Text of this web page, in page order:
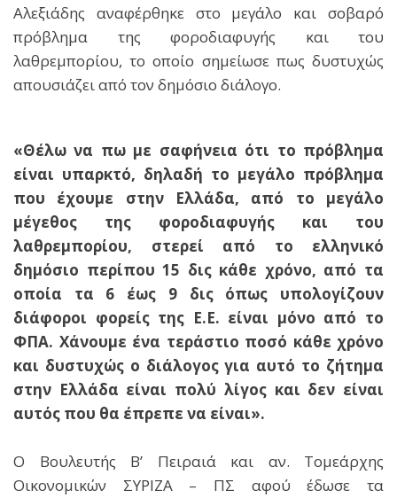
Αλεξιάδης αναφέρθηκε στο μεγάλο και σοβαρό
πρόβλημα της φοροδιαφυγής και του
λαθρεμπορίου, το οποίο σημείωσε πως δυστυχώς
απουσιάζει από τον δημόσιο διάλογο.
«Θέλω να πω με σαφήνεια ότι το πρόβλημα
είναι υπαρκτό, δηλαδή το μεγάλο πρόβλημα
που έχουμε στην Ελλάδα, από το μεγάλο
μέγεθος της φοροδιαφυγής και του
λαθρεμπορίου, στερεί από το ελληνικό
δημόσιο περίπου 15 δις κάθε χρόνο, από τα
οποία τα 6 έως 9 δις όπως υπολογίζουν
διάφοροι φορείς της Ε.Ε. είναι μόνο από το
ΦΠΑ. Χάνουμε ένα τεράστιο ποσό κάθε χρόνο
και δυστυχώς ο διάλογος για αυτό το ζήτημα
στην Ελλάδα είναι πολύ λίγος και δεν είναι
αυτός που θα έπρεπε να είναι».
Ο Βουλευτής Β’ Πειραιά και αν. Τομεάρχης
Οικονομικών ΣΥΡΙΖΑ – ΠΣ αφού έδωσε τα